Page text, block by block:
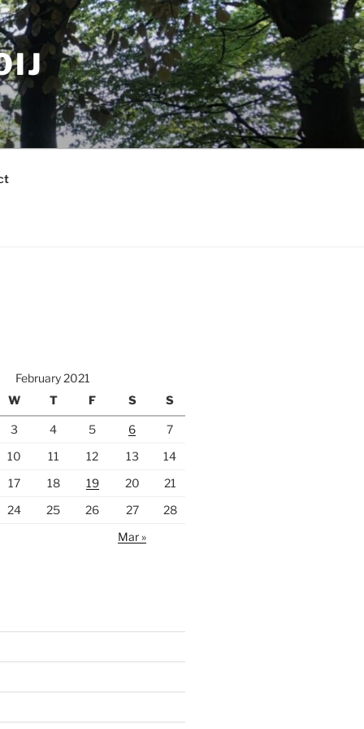
February 2021
W
T F S S
3 4 5 6
7
10
11 12 13
14
17
18 19 20
21
24
25 26 27
28
Mar »